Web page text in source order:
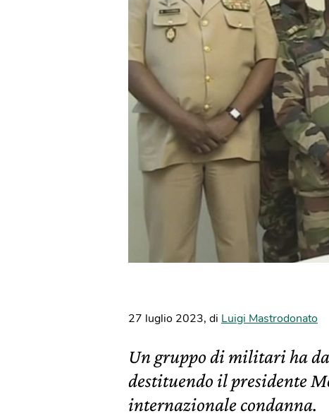
27 luglio 2023, di Luigi Mastrodonato
Un gruppo di militari ha
destituendo il presidente
internazionale condanna.